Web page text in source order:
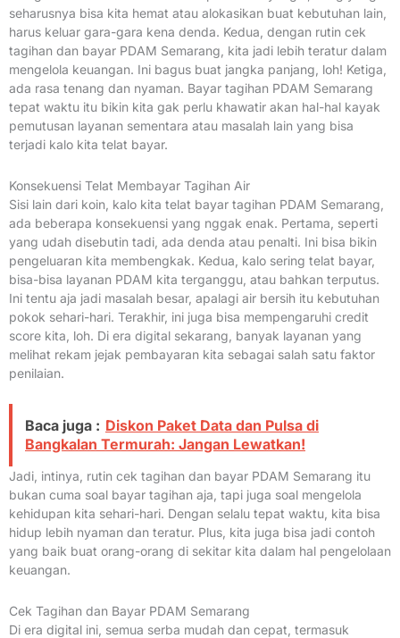
seharusnya bisa kita hemat atau alokasikan buat kebutuhan lain,
harus keluar gara-gara kena denda. Kedua, dengan rutin cek
tagihan dan bayar PDAM Semarang, kita jadi lebih teratur dalam
mengelola keuangan. Ini bagus buat jangka panjang, loh! Ketiga,
ada rasa tenang dan nyaman. Bayar tagihan PDAM Semarang
tepat waktu itu bikin kita gak perlu khawatir akan hal-hal kayak
pemutusan layanan sementara atau masalah lain yang bisa
terjadi kalo kita telat bayar.
Konsekuensi Telat Membayar Tagihan Air
Sisi lain dari koin, kalo kita telat bayar tagihan PDAM Semarang,
ada beberapa konsekuensi yang nggak enak. Pertama, seperti
yang udah disebutin tadi, ada denda atau penalti. Ini bisa bikin
pengeluaran kita membengkak. Kedua, kalo sering telat bayar,
bisa-bisa layanan PDAM kita terganggu, atau bahkan terputus.
Ini tentu aja jadi masalah besar, apalagi air bersih itu kebutuhan
pokok sehari-hari. Terakhir, ini juga bisa mempengaruhi credit
score kita, loh. Di era digital sekarang, banyak layanan yang
melihat rekam jejak pembayaran kita sebagai salah satu faktor
penilaian.
Baca juga : Diskon Paket Data dan Pulsa di
Bangkalan Termurah: Jangan Lewatkan!
Jadi, intinya, rutin cek tagihan dan bayar PDAM Semarang itu
bukan cuma soal bayar tagihan aja, tapi juga soal mengelola
kehidupan kita sehari-hari. Dengan selalu tepat waktu, kita bisa
hidup lebih nyaman dan teratur. Plus, kita juga bisa jadi contoh
yang baik buat orang-orang di sekitar kita dalam hal pengelolaan
keuangan.
Cek Tagihan dan Bayar PDAM Semarang
Di era digital ini, semua serba mudah dan cepat, termasuk